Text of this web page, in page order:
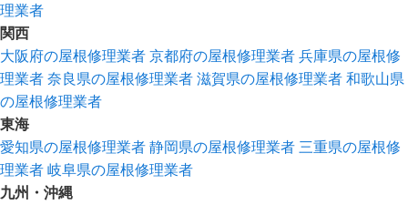
理業者
関西
大阪府の屋根修理業者 京都府の屋根修理業者 兵庫県の屋根修
理業者 奈良県の屋根修理業者 滋賀県の屋根修理業者 和歌山県
の屋根修理業者
東海
愛知県の屋根修理業者 静岡県の屋根修理業者 三重県の屋根修
理業者 岐阜県の屋根修理業者
九州・沖縄